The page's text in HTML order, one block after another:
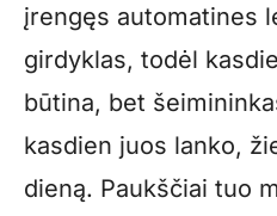
įrengęs automatines
girdyklas, todėl
būtina, bet
kasdien juos lanko,
dieną. Paukščiai tuo